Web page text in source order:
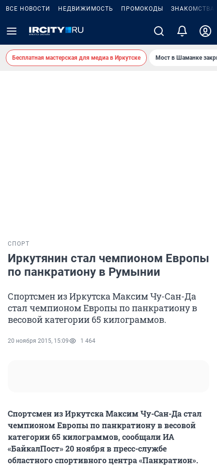
ВСЕ НОВОСТИ НЕДВИЖИМОСТЬ ПРОМОКОДЫ ЗНАКОМСТВА
Бесплатная мастерская для медиа в Иркутске Мост в Шаманке
СПОРТ
Иркутянин стал чемпионом Европы
по панкратиону в Румынии
Спортсмен из Иркутска Максим Чу-Сан-Да
стал чемпионом Европы по панкратиону в
весовой категории 65 килограммов.
20 ноября 2015, 15:09 1 464
Спортсмен из Иркутска Максим Чу-Сан-Да стал
чемпионом Европы по панкратиону в весовой
категории 65 килограммов, сообщали ИА
«БайкалПост» 20 ноября в пресс-службе
областного спортивного центра «Панкратион».